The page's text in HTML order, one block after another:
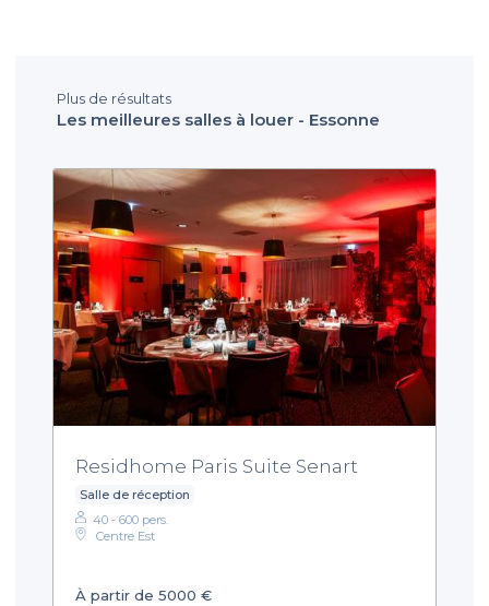
Plus de résultats
Les meilleures salles à louer - Essonne
Residhome Paris Suite Senart
Salle de réception
40 - 600 pers.
Centre Est
À partir de 5000 €